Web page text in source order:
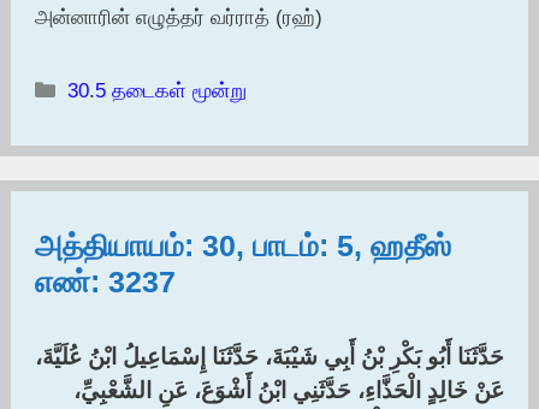
அன்னாரின் எழுத்தர் வர்ராத் (ரஹ்)
Categories
30.5 தடைகள் மூன்று
அத்தியாயம்: 30, பாடம்: 5, ஹதீஸ்
எண்: 3237
حَدَّثَنَا أَبُو بَكْرِ بْنُ أَبِي شَيْبَةَ، حَدَّثَنَا إِسْمَاعِيلُ ابْنُ عُلَيَّةَ،
عَنْ خَالِدٍ الْحَذَّاءِ، حَدَّثَنِي ابْنُ أَشْوَعَ، عَنِ الشَّعْبِيِّ،